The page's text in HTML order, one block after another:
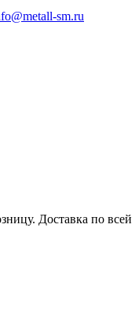
sm.ru
Доставка по всей